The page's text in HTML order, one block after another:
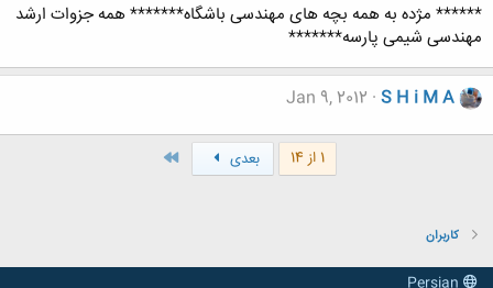
****** مژده به همه بچه های مهندسی باشگاه******* همه جزوات ارشد
مهندسی شیمی پارسه*******
S H i M A
Jan 9, 2012
1 از 14 بعدی
کاربران